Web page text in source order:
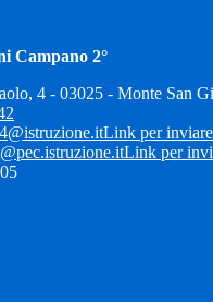
Campano 2°
4 - 03025 - Monte San
Link per
Link per